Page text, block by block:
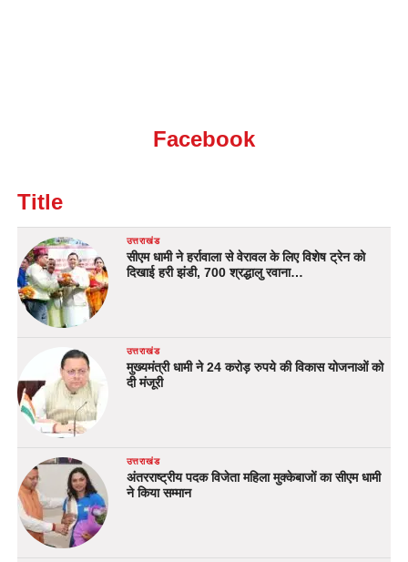
Facebook
Title
उत्तराखंड
सीएम धामी ने हर्रावाला से वेरावल के लिए विशेष ट्रेन को
दिखाई हरी झंडी, 700 श्रद्धालु रवाना…
उत्तराखंड
मुख्यमंत्री धामी ने 24 करोड़ रुपये की विकास योजनाओं को
दी मंजूरी
उत्तराखंड
अंतरराष्ट्रीय पदक विजेता महिला मुक्केबाजों का सीएम धामी
ने किया सम्मान